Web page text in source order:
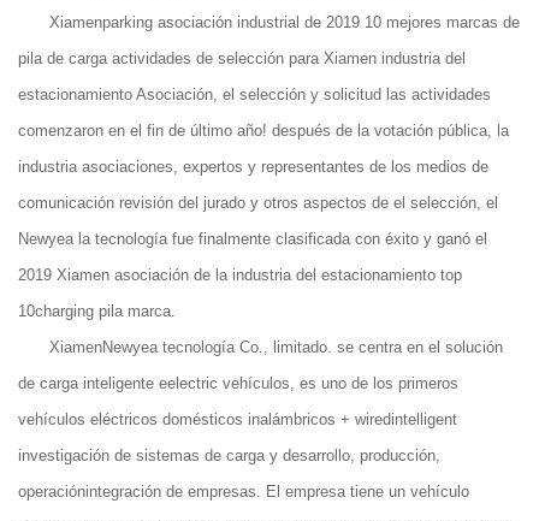
Xiamenparking asociación industrial de 2019 10 mejores marcas de
pila de carga actividades de selección para Xiamen industria del
estacionamiento Asociación, el selección y solicitud las actividades
comenzaron en el fin de último año! después de la votación pública, la
industria asociaciones, expertos y representantes de los medios de
comunicación revisión del jurado y otros aspectos de el selección, el
Newyea la tecnología fue finalmente clasificada con éxito y ganó el
2019 Xiamen asociación de la industria del estacionamiento top
10charging pila marca.
XiamenNewyea tecnología Co., limitado. se centra en el solución
de carga inteligente eelectric vehículos, es uno de los primeros
vehículos eléctricos domésticos inalámbricos + wiredintelligent
investigación de sistemas de carga y desarrollo, producción,
operaciónintegración de empresas. El empresa tiene un vehículo